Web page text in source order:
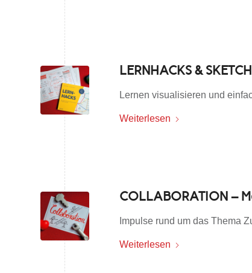
LERNHACKS &
Lernen visualisieren und
Weiterlesen
COLLABORATION –
Impulse rund um das Thema
Weiterlesen